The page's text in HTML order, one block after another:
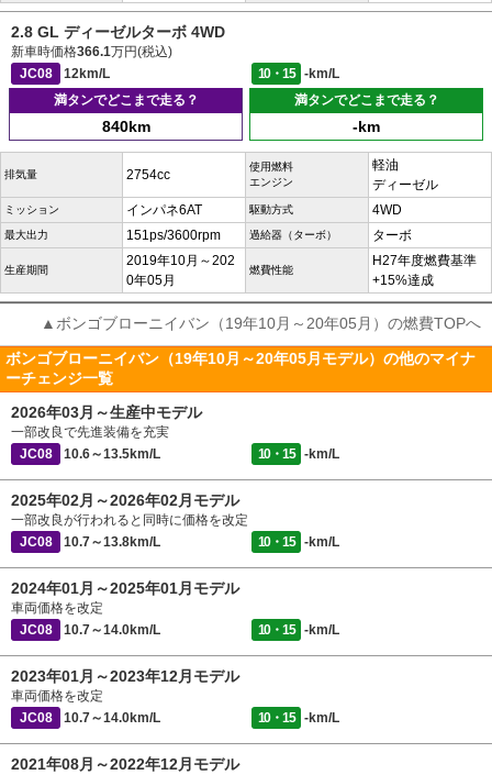
2.8 GL ディーゼルターボ 4WD
新車時価格366.1万円(税込)
JC08
12km/L 10・15
-km/L
満タンでどこまで走る？
840km
満タンでどこまで走る？
-km
排気量 2754cc
使用燃料
エンジン
軽油
ディーゼル
ミッション インパネ6AT 駆動方式 4WD
最大出力 151ps/3600rpm 過給器（ターボ） ターボ
生産期間
2019年10月～202
0年05月
燃費性能
H27年度燃費基準
+15%達成
▲ボンゴブローニイバン（19年10月～20年05月）の燃費TOPへ
ボンゴブローニイバン（19年10月～20年05月モデル）の他のマイナ
ーチェンジ一覧
2026年03月～生産中モデル
一部改良で先進装備を充実
JC08
10.6～13.5km/L 10・15 -km/L
2025年02月～2026年02月モデル
一部改良が行われると同時に価格を改定
JC08
10.7～13.8km/L 10・15 -km/L
2024年01月～2025年01月モデル
車両価格を改定
JC08
10.7～14.0km/L 10・15 -km/L
2023年01月～2023年12月モデル
車両価格を改定
JC08
10.7～14.0km/L 10・15 -km/L
2021年08月～2022年12月モデル